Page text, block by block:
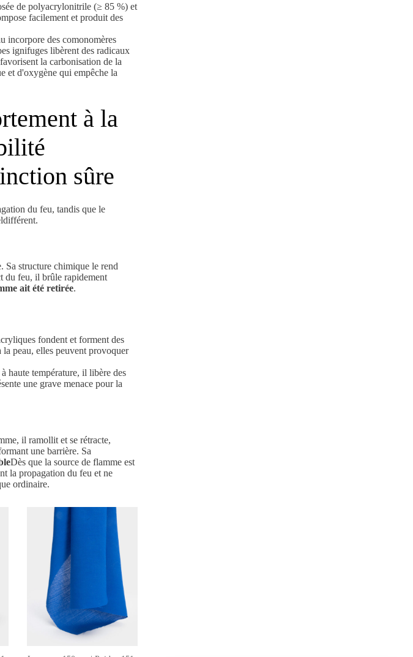
de polyacrylonitrile (≥ 85 %) et
facilement et produit des
incorpore des comonomères
ignifuges libèrent des radicaux
la carbonisation de la
et d'oxygène qui empêche la
à la
sûre
du feu, tandis que le
Sa structure chimique le rend
du feu, il brûle rapidement
ait été retirée.
fondent et forment des
la peau, elles peuvent provoquer
haute température, il libère des
une grave menace pour la
il ramollit et se rétracte,
une barrière. Sa
Dès que la source de flamme est
la propagation du feu et ne
ordinaire.